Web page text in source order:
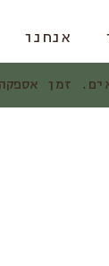
אנחנו
זמן אספקה